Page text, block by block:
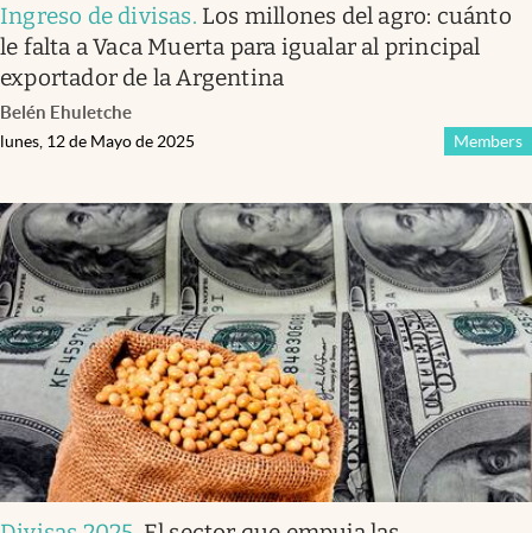
Ingreso de divisas. Los millones del agro: cuánto
le falta a Vaca Muerta para igualar al principal
exportador de la Argentina
Belén Ehuletche
Members
lunes, 12 de Mayo de 2025